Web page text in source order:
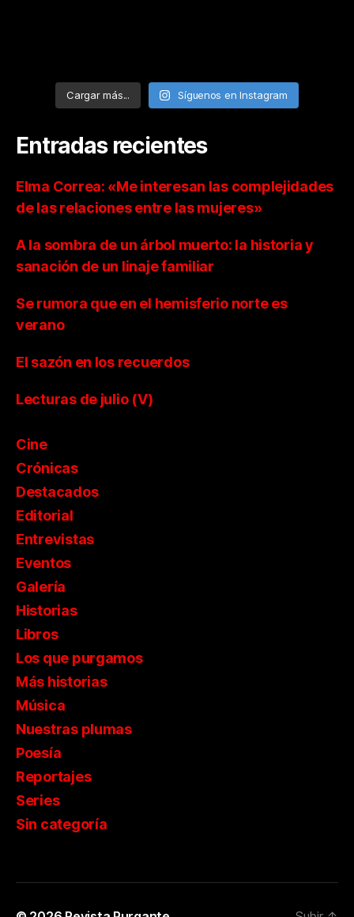
Cargar más... Síguenos en Instagram
Entradas recientes
Elma Correa: «Me interesan las complejidades
de las relaciones entre las mujeres»
A la sombra de un árbol muerto: la historia y
sanación de un linaje familiar
Se rumora que en el hemisferio norte es
verano
El sazón en los recuerdos
Lecturas de julio (V)
Cine
Crónicas
Destacados
Editorial
Entrevistas
Eventos
Galería
Historias
Libros
Los que purgamos
Más historias
Música
Nuestras plumas
Poesía
Reportajes
Series
Sin categoría